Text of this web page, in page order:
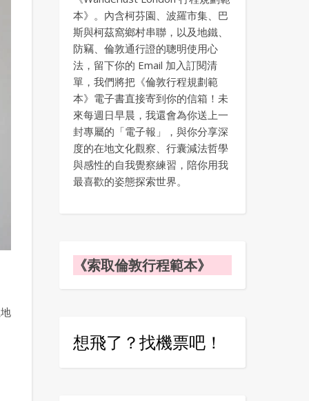
本》。內含柯芬園、波羅市集、巴
斯與柯茲窩鄉村串聯，以及地鐵、
防竊、倫敦通行證的聰明使用心
法，留下你的 Email 加入訂閱清
單，我們將把《倫敦行程規劃範
本》電子書直接寄到你的信箱！未
來每週日早晨，我還會為你送上一
封專屬的「電子報」，與你分享深
度的在地文化觀察、行囊減法哲學
與感性的自我覺察練習，陪你用我
最喜歡的姿態探索世界。
《索取倫敦行程範本》
想飛了？找機票吧！